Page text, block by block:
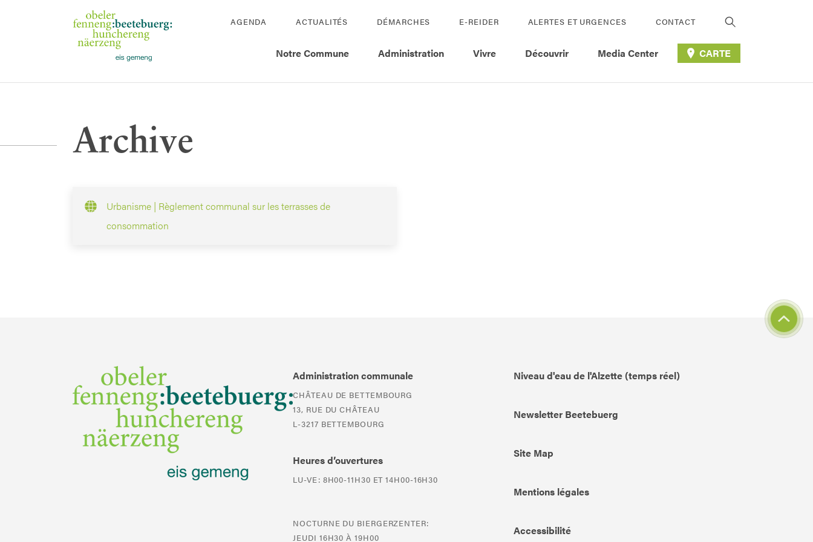
AGENDA ACTUALITÉS DÉMARCHES E-REIDER ALERTES ET URGENCES CONTACT
Notre Commune Administration Vivre Découvrir Media Center CARTE
Archive
Urbanisme | Règlement communal sur les terrasses de
consommation
Administration communale
CHÂTEAU DE BETTEMBOURG
13, RUE DU CHÂTEAU
L-3217 BETTEMBOURG
Heures d’ouvertures
LU-VE: 8H00-11H30 ET 14H00-16H30
NOCTURNE DU BIERGERZENTER:
JEUDI 16H30 À 19H00
Niveau d'eau de l'Alzette (temps réel)
Newsletter Beetebuerg
Site Map
Mentions légales
Accessibilité